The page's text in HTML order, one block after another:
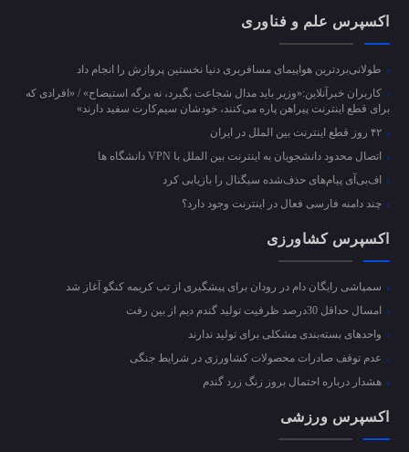
اکسپرس علم و فناوری
طولانی‌بردترین هواپیمای مسافربری دنیا نخستین پروازش را انجام داد
کاربران خبرآنلاین:«وزیر باید مدال شجاعت بگیرد، نه برگه استیضاح» / «افرادی که
برای قطع اینترنت پیراهن پاره می‌کنند، خودشان سیم‌کارت سفید دارند»
۴۲ روز قطع اینترنت بین الملل در ایران
اتصال محدود دانشجویان به اینترنت بین الملل با VPN دانشگاه ها
اف‌بی‌آی پیام‌های حذف‌شده سیگنال را بازیابی کرد
چند دامنه فارسی فعال در اینترنت وجود دارد؟
اکسپرس کشاورزی
سمپاشی رایگان دام در رودان برای پیشگیری از تب کریمه کنگو آغاز شد
امسال حداقل 30درصد ظرفیت تولید گندم دیم از بین رفت
واحد‌های بسته‌بندی مشکلی برای تولید ندارند
عدم توقف صادرات محصولات کشاورزی در شرایط جنگی
هشدار درباره احتمال بروز زنگ زرد گندم
اکسپرس ورزشی